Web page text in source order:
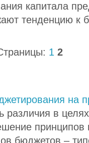
капитала
тенденцию к
1 2
на
различия в
бюджетов –